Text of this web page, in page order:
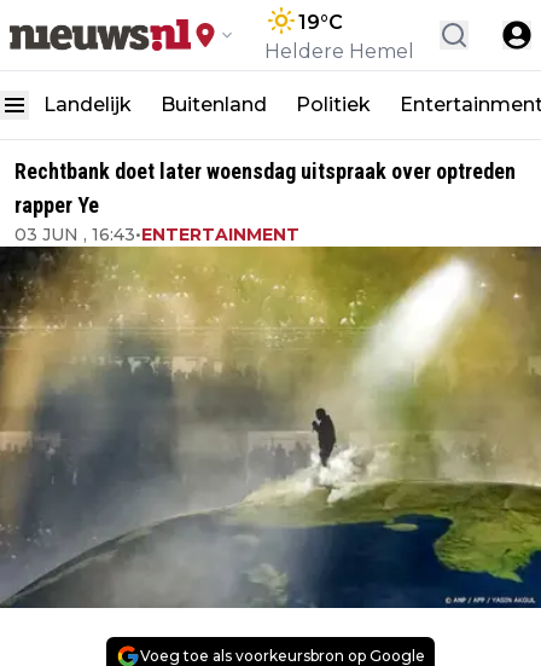
19°C
Heldere Hemel
Landelijk Buitenland Politiek
Rechtbank doet later woensdag uitspraak over optreden
rapper Ye
03 JUN , 16:43•ENTERTAINMENT
Voeg toe als voorkeursbron op Google